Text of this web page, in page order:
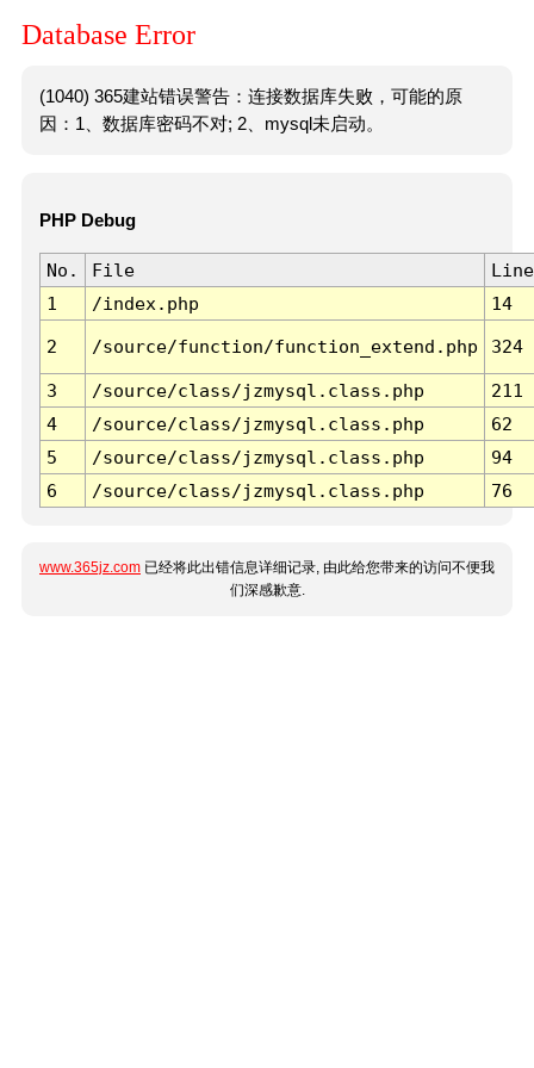
Database Error
(1040) 365建站错误警告：连接数据库失败，可能的原
因：1、数据库密码不对; 2、mysql未启动。
PHP Debug
No. File
Line
1
/index.php 14
2 /source/function/function_extend.php 324
3 /source/class/jzmysql.class.php
211
4
/source/class/jzmysql.class.php
62
5
/source/class/jzmysql.class.php
94
6
/source/class/jzmysql.class.php 76
www.365jz.com 已经将此出错信息详细记录, 由此给您带来的访问不便我
们深感歉意.